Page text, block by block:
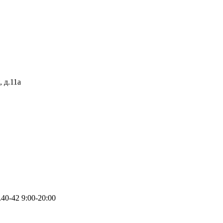
д.11а
42 9:00-20:00